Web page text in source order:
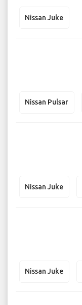
Nissan Juke
Nissan Pulsar
Nissan Juke
Nissan Juke